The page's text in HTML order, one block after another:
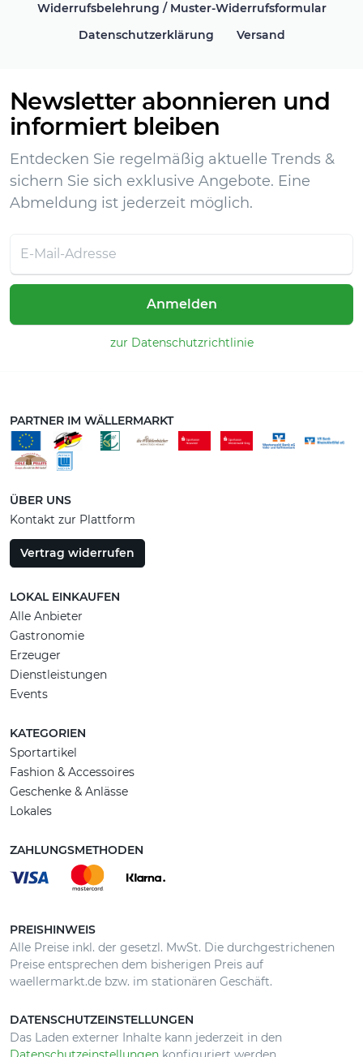
Widerrufsbelehrung / Muster-Widerrufsformular
Datenschutzerklärung
Versand
Newsletter abonnieren und
informiert bleiben
Entdecken Sie regelmäßig aktuelle Trends &
sichern Sie sich exklusive Angebote. Eine
Abmeldung ist jederzeit möglich.
Anmelden
zur Datenschutzrichtlinie
PARTNER IM WÄLLERMARKT
ÜBER UNS
Kontakt zur Plattform
Vertrag widerrufen
LOKAL EINKAUFEN
Alle Anbieter
Gastronomie
Erzeuger
Dienstleistungen
Events
KATEGORIEN
Sportartikel
Fashion & Accessoires
Geschenke & Anlässe
Lokales
ZAHLUNGSMETHODEN
PREISHINWEIS
Alle Preise inkl. der gesetzl. MwSt. Die durchgestrichenen
Preise entsprechen dem bisherigen Preis auf
waellermarkt.de bzw. im stationären Geschäft.
DATENSCHUTZEINSTELLUNGEN
Das Laden externer Inhalte kann jederzeit in den